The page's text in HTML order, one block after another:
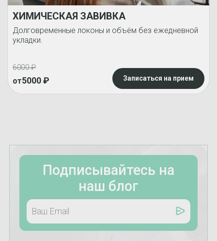
ХИМИЧЕСКАЯ ЗАВИВКА
Долговременные локоны и объём без ежедневной
укладки.
6000₽
от5000₽ Записаться на прием
Подписывайтесь на
наш блог